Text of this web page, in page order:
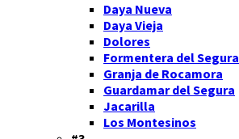
Daya Nueva
Daya Vieja
Dolores
Formentera del Segura
Granja de Rocamora
Guardamar del Segura
Jacarilla
Los Montesinos